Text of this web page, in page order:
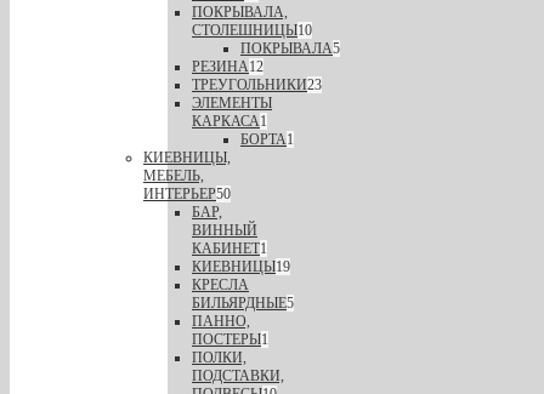
ПОКРЫВАЛА,
СТОЛЕШНИЦЫ10
ПОКРЫВАЛА5
РЕЗИНА12
ТРЕУГОЛЬНИКИ23
ЭЛЕМЕНТЫ
КАРКАСА1
БОРТА1
КИЕВНИЦЫ,
МЕБЕЛЬ,
ИНТЕРЬЕР50
БАР,
ВИННЫЙ
КАБИНЕТ1
КИЕВНИЦЫ19
КРЕСЛА
БИЛЬЯРДНЫЕ5
ПАННО,
ПОСТЕРЫ1
ПОЛКИ,
ПОДСТАВКИ,